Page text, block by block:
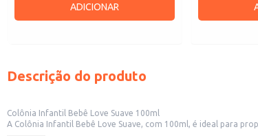
ADICIONAR
Descrição do produto
Colônia Infantil Bebê Love Suave 100ml
A Colônia Infantil Bebê Love Suave, com 100ml, é ideal para